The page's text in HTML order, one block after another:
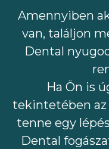
Amennyiben
van, találjon
Dental
Ha Ön is
tekintetében az
tenne egy
Dental